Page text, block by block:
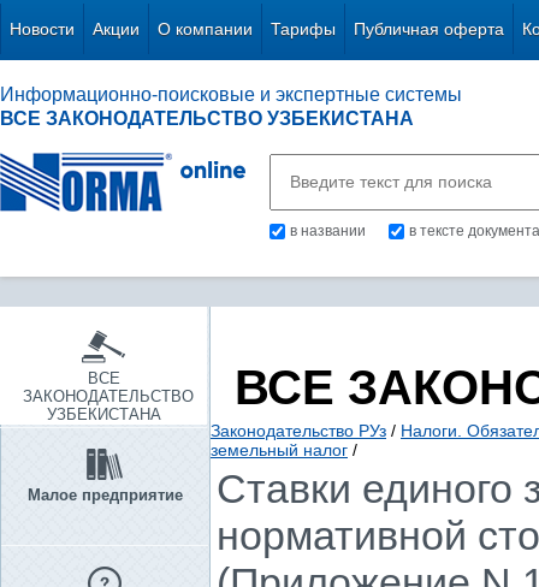
Новости Акции О компании Тарифы Публичная оферта
Информационно-поисковые и экспертные системы
ВСЕ ЗАКОНОДАТЕЛЬСТВО УЗБЕКИСТАНА
в названии в тексте документа
ВСЕ
ЗАКОНОДАТЕЛЬСТВО
УЗБЕКИСТАНА
Малое предприятие
ВСЕ
Законодательство РУз / Налоги.
земельный налог /
Ставки единого
нормативной